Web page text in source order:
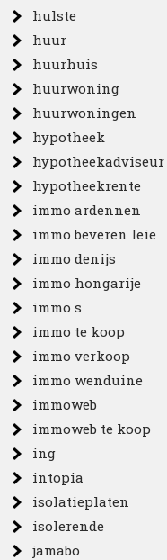
hulste
huur
huurhuis
huurwoning
huurwoningen
hypotheek
hypotheekadviseur
hypotheekrente
immo ardennen
immo beveren leie
immo denijs
immo hongarije
immo s
immo te koop
immo verkoop
immo wenduine
immoweb
immoweb te koop
ing
intopia
isolatieplaten
isolerende
jamabo